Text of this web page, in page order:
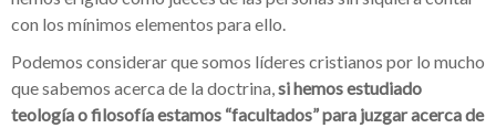
con los mínimos elementos para ello.
Podemos considerar que somos líderes cristianos por lo mucho
que sabemos acerca de la doctrina,si hemos estudiado
teología o filosofía estamos “facultados” para juzgar acerca de